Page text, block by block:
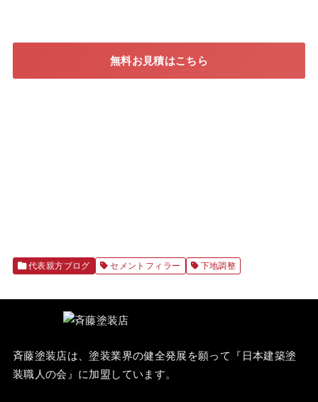
無料お見積はこちら
代表親方ブログ セメントフィラー 下地調整
斉藤塗装店は、塗装業界の健全発展を願って『 日本建築塗
装職人の会 』に加盟しています。